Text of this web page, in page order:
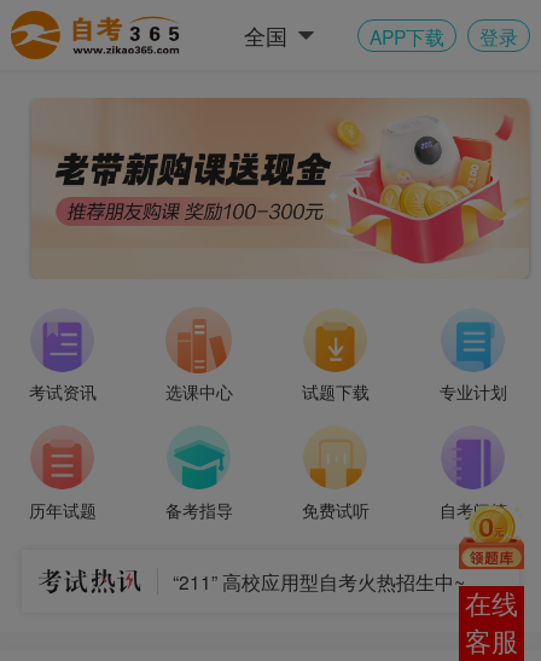
全国 APP下载 登录
考试资讯 选课中心 试题下载 专业计划
历年试题 备考指导 免费试听 自考问答
“211” 高校应用型自考火热招生中~
“211” 高校应用型自考火热招生中~
“211” 高校应用型自考火热招生中~
在线
客服